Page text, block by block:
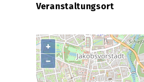
Veranstaltungsort
+
−